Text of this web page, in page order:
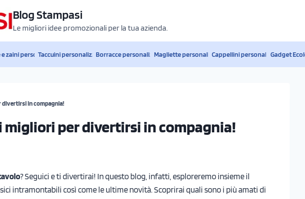
Blog Stampasi
Le migliori idee promozionali per la tua azienda.
e zaini personalizzatiTaccuini personalizzatiBorracce personalizzateMagliette personalizzateCappellini personalizzatiGadget
divertirsi in compagnia!
migliori per divertirsi in compagnia!
? Seguici e ti divertirai! In questo blog, infatti, esploreremo insieme il
intramontabili così come le ultime novità. Scoprirai quali sono i più amati di